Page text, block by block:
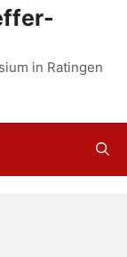
in Ratingen